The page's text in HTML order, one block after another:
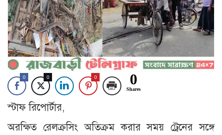
0 0 0 0
Shares
স্টাফ রিপোর্টার,
অরক্ষিত রেলক্রসিং অতিক্রম করার সময় ট্রেনের সঙ্গে